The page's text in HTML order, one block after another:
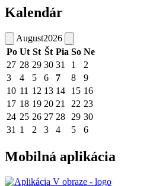
Kalendár
August2026
Po Ut St Št Pia So Ne
27 28 29 30 31 1
2
3
4 5 6 7 8
9
10 11 12 13 14 15 16
17 18 19 20 21 22 23
24 25 26 27 28 29 30
31 1 2 3 4 5 6
Mobilná aplikácia